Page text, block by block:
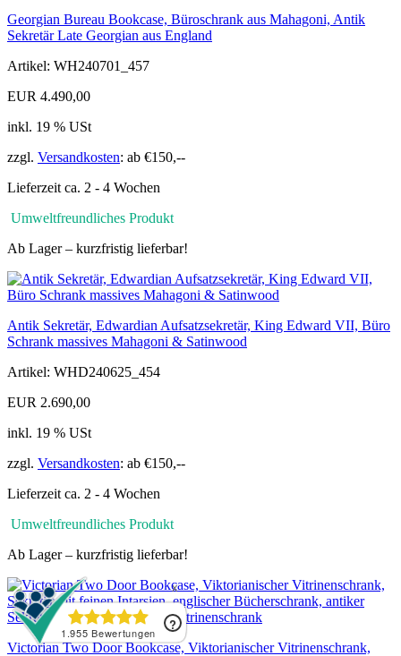
Georgian Bureau Bookcase, Büroschrank aus Mahagoni, Antik
Sekretär Late Georgian aus England
Artikel: WH240701_457
EUR 4.490,00
inkl. 19 % USt
zzgl. Versandkosten: ab €150,--
Lieferzeit ca. 2 - 4 Wochen
Umweltfreundliches Produkt
Ab Lager – kurzfristig lieferbar!
Antik Sekretär, Edwardian Aufsatzsekretär, King Edward VII, Büro
Schrank massives Mahagoni & Satinwood
Artikel: WHD240625_454
EUR 2.690,00
inkl. 19 % USt
zzgl. Versandkosten: ab €150,--
Lieferzeit ca. 2 - 4 Wochen
Umweltfreundliches Produkt
Ab Lager – kurzfristig lieferbar!
Victorian Two Door Bookcase, Viktorianischer Vitrinenschrank,